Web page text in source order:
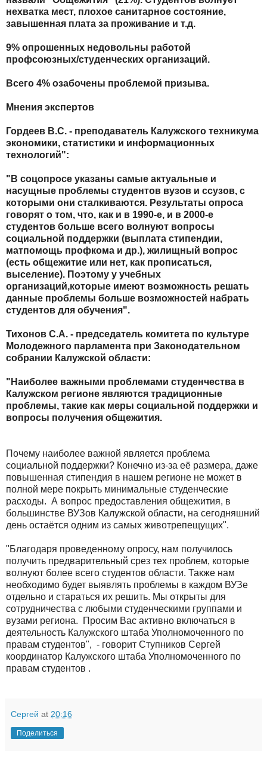
нехватка мест, плохое санитарное состояние,
завышенная плата за проживание и т.д.
9% опрошенных недовольны работой
профсоюзных/студенческих организаций.
Всего 4% озабочены проблемой призыва.
Мнения экспертов
Гордеев В.С. - преподаватель Калужского техникума
экономики, статистики и информационных
технологий":
"В соцопросе указаны самые актуальные и
насущные проблемы студентов вузов и ссузов, с
которыми они сталкиваются. Результаты опроса
говорят о том, что, как и в 1990-е, и в 2000-е
студентов больше всего волнуют вопросы
социальной поддержки (выплата стипендии,
матпомощь профкома и др.), жилищный вопрос
(есть общежитие или нет, как прописаться,
выселение). Поэтому у учебных
организаций,которые имеют возможность решать
данные проблемы больше возможностей набрать
студентов для обучения".
Тихонов С.А. - председатель комитета по культуре
Молодежного парламента при Законодательном
собрании Калужской области:
"Наиболее важными проблемами студенчества в
Калужском регионе являются традиционные
проблемы, такие как меры социальной поддержки и
вопросы получения общежития.
Почему наиболее важной является проблема
социальной поддержки? Конечно из-за её размера, даже
повышенная стипендия в нашем регионе не может в
полной мере покрыть минимальные студенческие
расходы. А вопрос предоставления общежития, в
большинстве ВУЗов Калужской области, на сегодняшний
день остаётся одним из самых животрепещущих".
"Благодаря проведенному опросу, нам получилось
получить предварительный срез тех проблем, которые
волнуют более всего студентов области. Также нам
необходимо будет выявлять проблемы в каждом ВУЗе
отдельно и стараться их решить. Мы открыты для
сотрудничества с любыми студенческими группами и
вузами региона.
Просим Вас активно включаться в
деятельность Калужского штаба Уполномоченного по
правам студентов", - говорит Ступников Сергей
координатор Калужского штаба Уполномоченного по
правам студентов .
Сергей at 20:16
Поделиться